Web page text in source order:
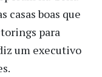
casas boas que
para
um executivo